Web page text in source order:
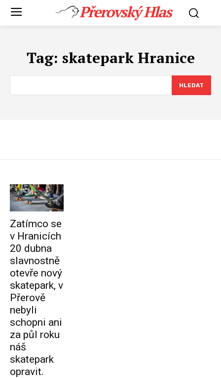
Přerovský Hlas
Tag: skatepark Hranice
HLEDAT
Zatímco se
v Hranicích
20 dubna
slavnostně
otevře nový
skatepark, v
Přerově
nebyli
schopni ani
za půl roku
náš
skatepark
opravit.